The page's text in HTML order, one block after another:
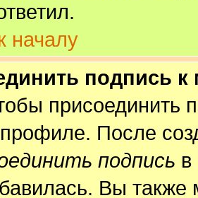
началу
подпись
присоединить
После
подпись
Вы также